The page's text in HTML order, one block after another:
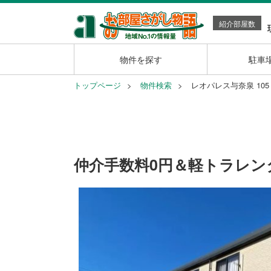
紹介部屋数
物件を探す 駐車
トップページ 物件検索 レオパレス与奈泉
仲介手数料0円＆軽トラレ